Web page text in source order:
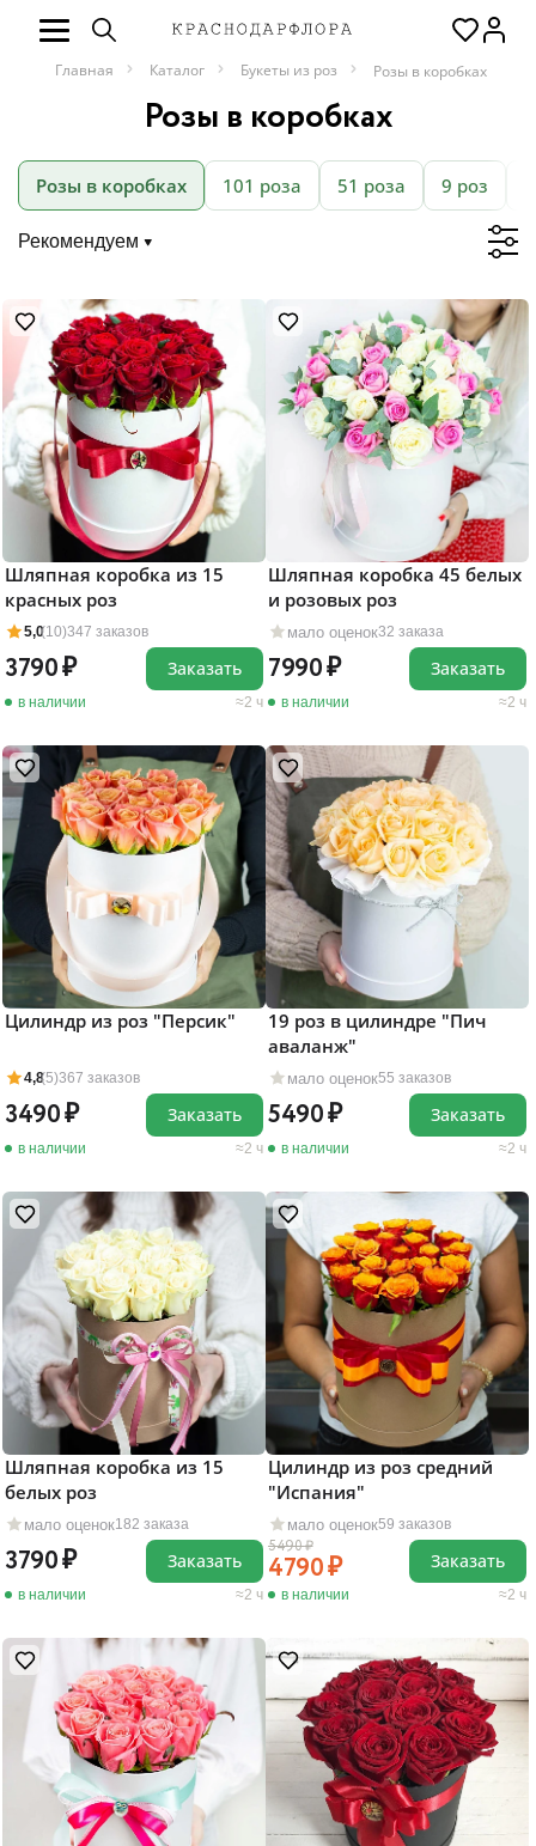
Главная Каталог Букеты из роз Розы в коробках
Розы в коробках
Розы в коробках 101 роза 51 роза 9 роз
Рекомендуем
5,0(10)347 заказов
Шляпная коробка из 15
красных роз
3790
в наличии 2 ч
Заказать
мало оценок32 заказа
Шляпная коробка 45 белых
и розовых роз
7990
в наличии 2 ч
Заказать
4,8(5)367 заказов
Цилиндр из роз "Персик"
3490
в наличии 2 ч
Заказать
мало оценок55 заказов
19 роз в цилиндре "Пич
аваланж"
5490
в наличии 2 ч
Заказать
мало оценок182 заказа
Шляпная коробка из 15
белых роз
3790
в наличии 2 ч
Заказать
мало оценок59 заказов
Цилиндр из роз средний
"Испания"
5490
4790
в наличии 2 ч
Заказать